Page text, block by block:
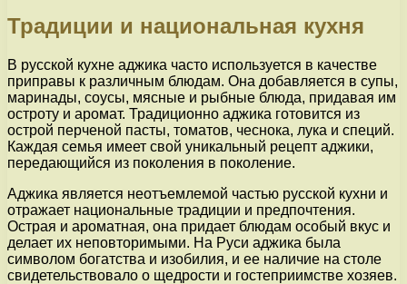
Традиции и национальная кухня
В русской кухне аджика часто используется в качестве
приправы к различным блюдам. Она добавляется в супы,
маринады, соусы, мясные и рыбные блюда, придавая им
остроту и аромат. Традиционно аджика готовится из
острой перченой пасты, томатов, чеснока, лука и специй.
Каждая семья имеет свой уникальный рецепт аджики,
передающийся из поколения в поколение.
Аджика является неотъемлемой частью русской кухни и
отражает национальные традиции и предпочтения.
Острая и ароматная, она придает блюдам особый вкус и
делает их неповторимыми. На Руси аджика была
символом богатства и изобилия, и ее наличие на столе
свидетельствовало о щедрости и гостеприимстве хозяев.